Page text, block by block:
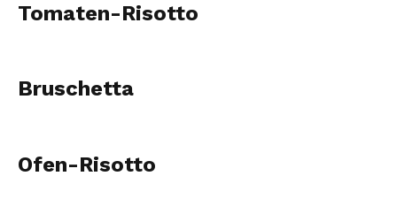
Tomaten-Risotto
Bruschetta
Ofen-Risotto